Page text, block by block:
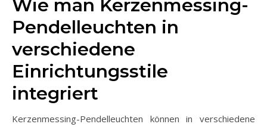
Wie man Kerzenmessing-
Pendelleuchten in
verschiedene
Einrichtungsstile
integriert
Kerzenmessing-Pendelleuchten können in verschiedene